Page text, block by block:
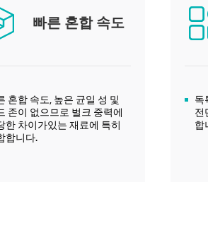
빠른 혼합 속도
혼합 속도, 높은 균일 성 및
존이 없으므로 벌크 중력에
한 차이가있는 재료에 특히
합니다.
독
전
합